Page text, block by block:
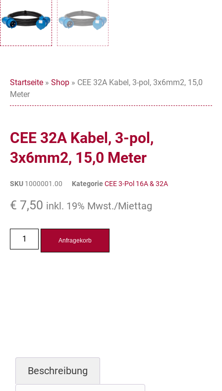
Startseite » Shop » CEE 32A Kabel, 3-pol, 3x6mm2, 15,0
Meter
CEE 32A Kabel, 3-pol,
3x6mm2, 15,0 Meter
SKU 1000001.00 KategorieCEE 3-Pol 16A & 32A
€ 7,50 inkl. 19% Mwst./Miettag
Anfragekorb
Beschreibung